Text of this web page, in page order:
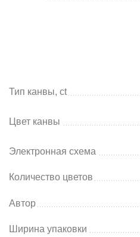
Тип канвы, ct
Цвет канвы
Электронная схема
Количество цветов
Автор
Ширина упаковки